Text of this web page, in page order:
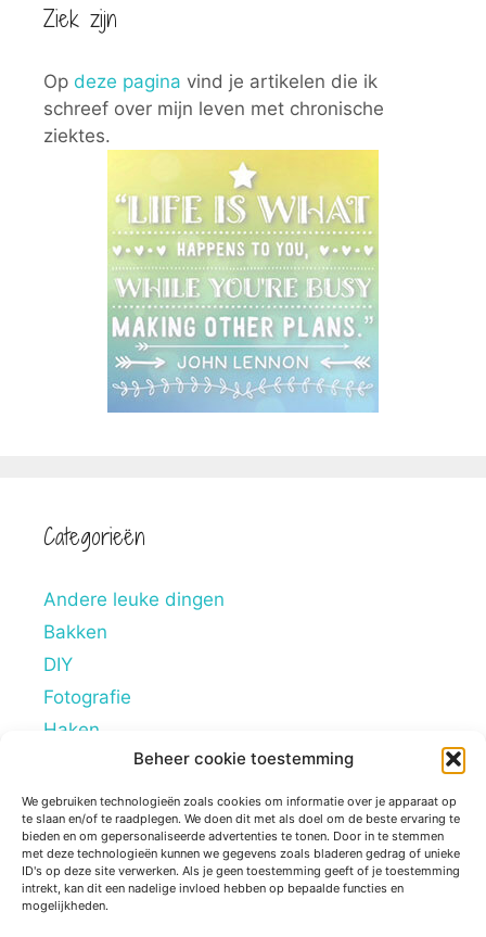
Beheer cookie toestemming
We gebruiken technologieën zoals cookies om informatie over je apparaat op
te slaan en/of te raadplegen. We doen dit met als doel om de beste ervaring te
bieden en om gepersonaliseerde advertenties te tonen. Door in te stemmen
met deze technologieën kunnen we gegevens zoals bladeren gedrag of unieke
ID's op deze site verwerken. Als je geen toestemming geeft of je toestemming
intrekt, kan dit een nadelige invloed hebben op bepaalde functies en
mogelijkheden.
Ziek zijn
Op deze pagina vind je artikelen die ik
schreef over mijn leven met chronische
ziektes.
Categorieën
Andere leuke dingen
Bakken
DIY
Fotografie
Haken
Lifestyle
Mindstyle
Overig
Persoonlijke blogs